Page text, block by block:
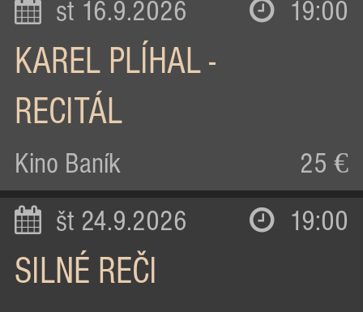
st 16.9.2026 19:00
KAREL PLÍHAL -
RECITÁL
Kino Baník 25 €
št 24.9.2026 19:00
SILNÉ REČI